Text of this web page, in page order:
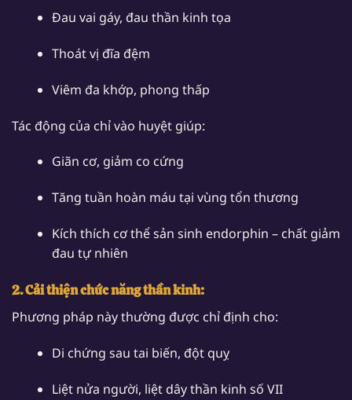
Đau vai gáy, đau thần kinh tọa
Thoát vị đĩa đệm
Viêm đa khớp, phong thấp
Tác động của chỉ vào huyệt giúp:
Giãn cơ, giảm co cứng
Tăng tuần hoàn máu tại vùng tổn thương
Kích thích cơ thể sản sinh endorphin – chất giảm
đau tự nhiên
2. Cải thiện chức năng thần kinh:
Phương pháp này thường được chỉ định cho:
Di chứng sau tai biến, đột quỵ
Liệt nửa người, liệt dây thần kinh số VII